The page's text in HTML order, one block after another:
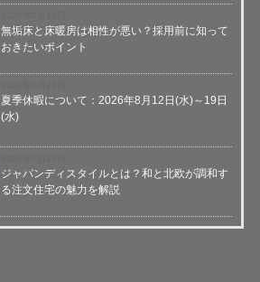
無垢床と床暖房は相性が悪い？採用前に知って
おきたいポイント
夏季休暇について：2026年8月12日(水)～19日
(水)
ジャパンディスタイルとは？和と北欧が調和す
る注文住宅の魅力を解説